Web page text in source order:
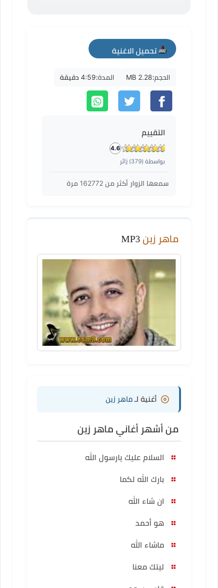
تحميل الاغنية
mp3
الحجم:2.28 MB المدة:4:59 دقيقة
التقييم
4.6
بواسطة (379) زائر
سمعها الزوار أكثر من 162772 مرة
ماهر زين
أغنية لـ ماهر زين
من أشهر أغاني ماهر زين
السلام عليك يارسول الله
بارك الله لكما
ان شاء الله
هو أحمد
ماشاء الله
ليتك معنا